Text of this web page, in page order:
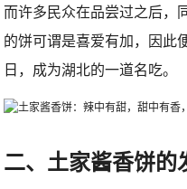
而许多民众在品尝过之后，
的饼可谓是喜爱有加，因此
日，成为湖北的一道名吃。
二、土家酱香饼的